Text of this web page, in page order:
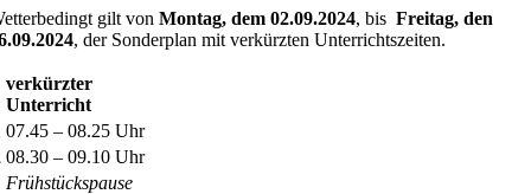
gilt vonMontag, dem 02.09.2024, bisFreitag, den
, der Sonderplan mit verkürzten Unterrichtszeiten.
verkürzter
Unterricht
07.45 – 08.25 Uhr
08.30 – 09.10 Uhr
Frühstückspause